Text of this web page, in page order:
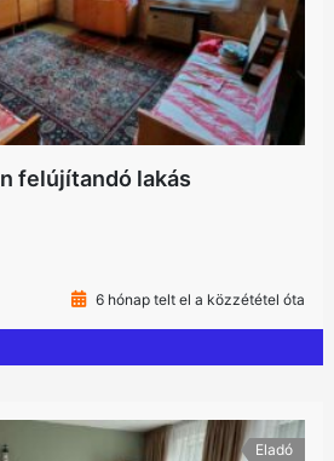
felújítandó lakás
6 hónap telt el a közzététel óta
Eladó